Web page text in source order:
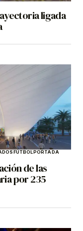
ligada
FÚTBOLPORTADA
de las
por 235